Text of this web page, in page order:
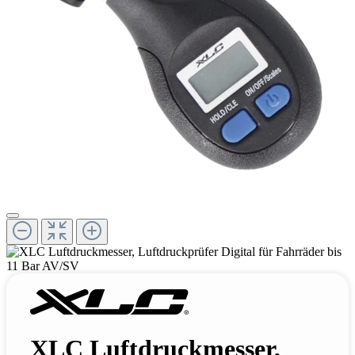
XLC Luftdruckmesser,